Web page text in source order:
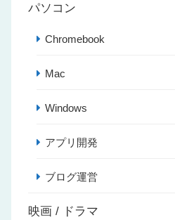
パソコン
Chromebook
Mac
Windows
アプリ開発
ブログ運営
映画 / ドラマ